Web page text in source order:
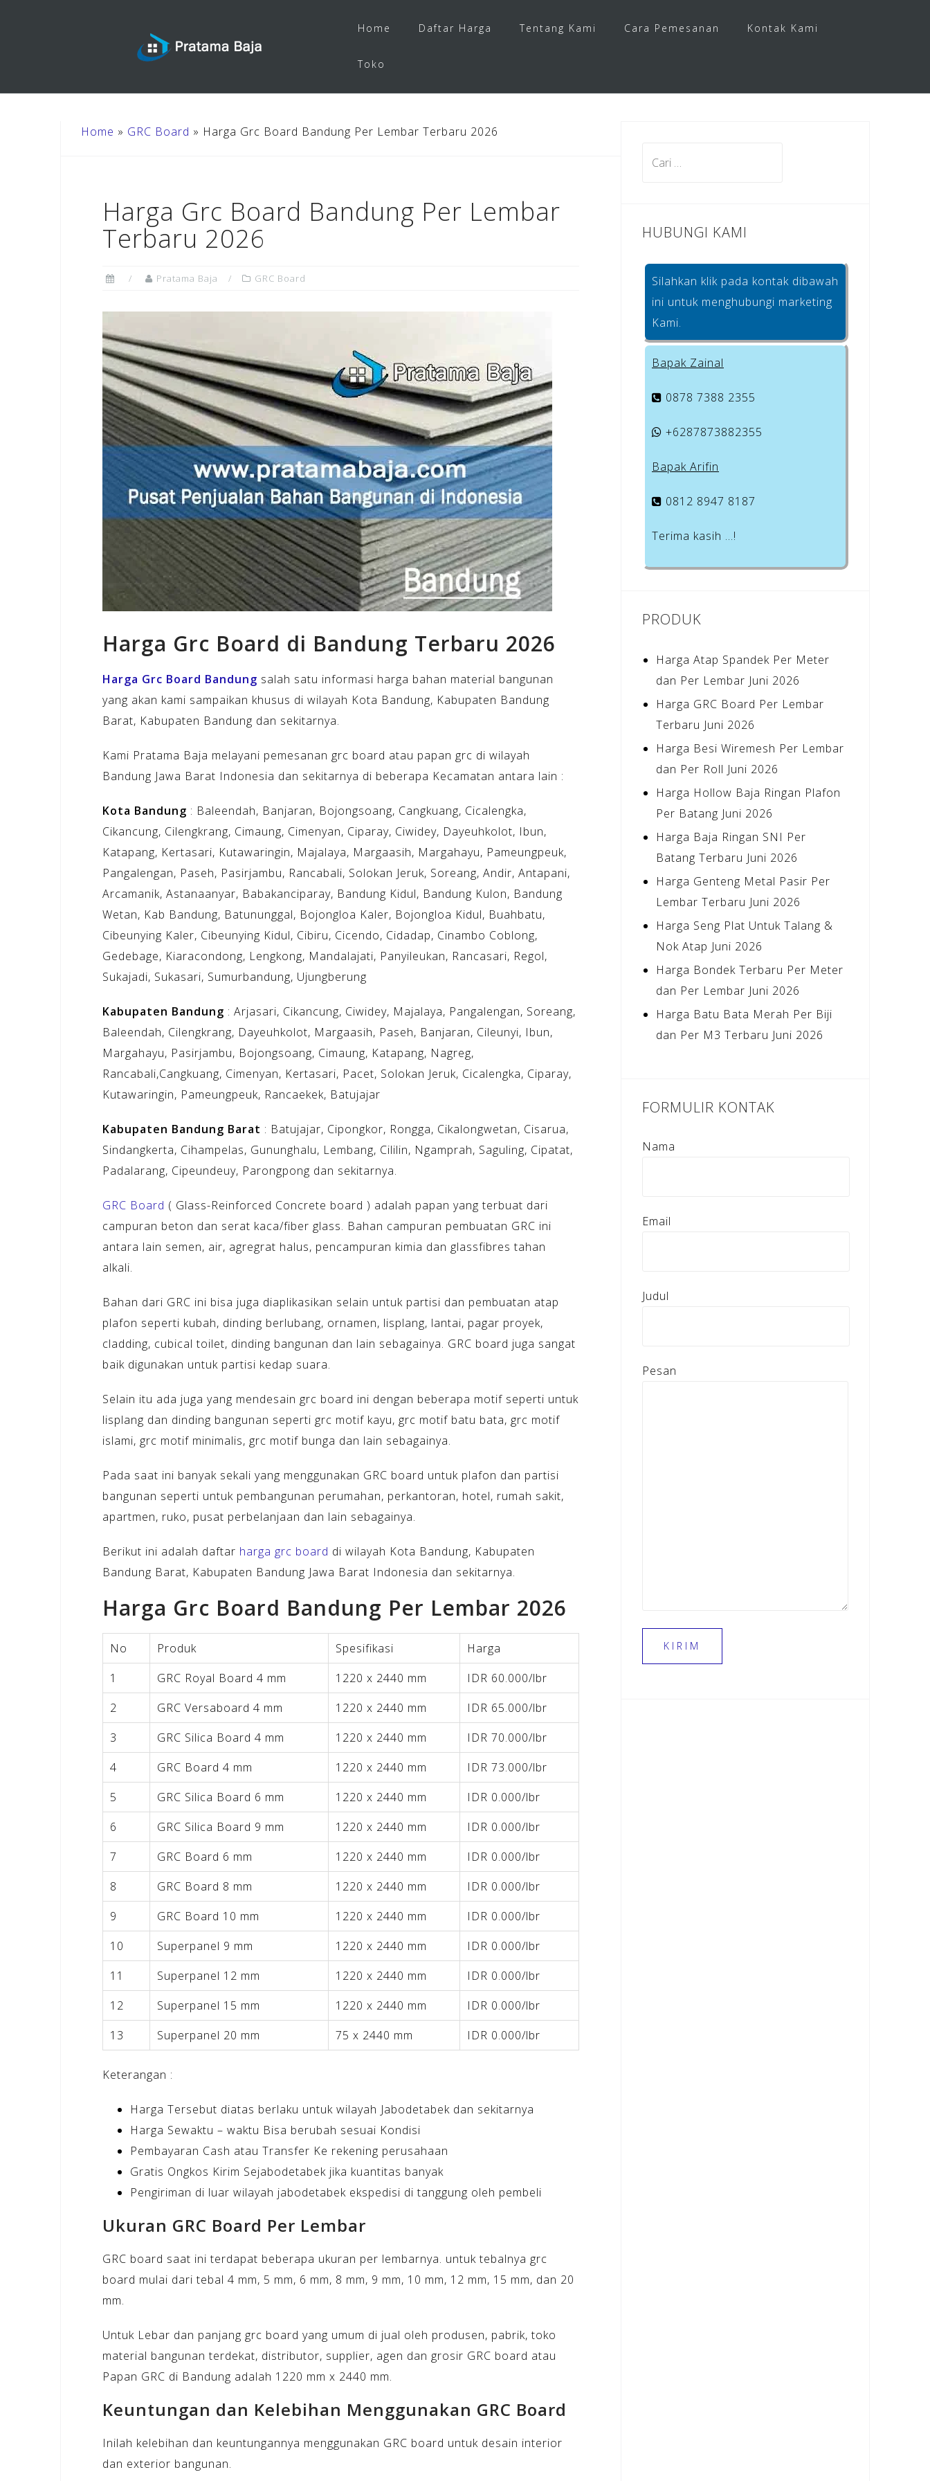
Home Daftar Harga Tentang Kami Cara Pemesanan Kontak Kami
Toko
Home » GRC Board » Harga Grc Board Bandung Per Lembar Terbaru 2026
Harga Grc Board Bandung Per Lembar
Terbaru 2026
Pratama Baja GRC Board
Harga Grc Board di Bandung Terbaru 2026
Harga Grc Board Bandung salah satu informasi harga bahan material bangunan
yang akan kami sampaikan khusus di wilayah Kota Bandung, Kabupaten Bandung
Barat, Kabupaten Bandung dan sekitarnya.
Kami Pratama Baja melayani pemesanan grc board atau papan grc di wilayah
Bandung Jawa Barat Indonesia dan sekitarnya di beberapa Kecamatan antara lain :
Kota Bandung : Baleendah, Banjaran, Bojongsoang, Cangkuang, Cicalengka,
Cikancung, Cilengkrang, Cimaung, Cimenyan, Ciparay, Ciwidey, Dayeuhkolot, Ibun,
Katapang, Kertasari, Kutawaringin, Majalaya, Margaasih, Margahayu, Pameungpeuk,
Pangalengan, Paseh, Pasirjambu, Rancabali, Solokan Jeruk, Soreang, Andir, Antapani,
Arcamanik, Astanaanyar, Babakanciparay, Bandung Kidul, Bandung Kulon, Bandung
Wetan, Kab Bandung, Batununggal, Bojongloa Kaler, Bojongloa Kidul, Buahbatu,
Cibeunying Kaler, Cibeunying Kidul, Cibiru, Cicendo, Cidadap, Cinambo Coblong,
Gedebage, Kiaracondong, Lengkong, Mandalajati, Panyileukan, Rancasari, Regol,
Sukajadi, Sukasari, Sumurbandung, Ujungberung
Kabupaten Bandung : Arjasari, Cikancung, Ciwidey, Majalaya, Pangalengan, Soreang,
Baleendah, Cilengkrang, Dayeuhkolot, Margaasih, Paseh, Banjaran, Cileunyi, Ibun,
Margahayu, Pasirjambu, Bojongsoang, Cimaung, Katapang, Nagreg,
Rancabali,Cangkuang, Cimenyan, Kertasari, Pacet, Solokan Jeruk, Cicalengka, Ciparay,
Kutawaringin, Pameungpeuk, Rancaekek, Batujajar
Kabupaten Bandung Barat : Batujajar, Cipongkor, Rongga, Cikalongwetan, Cisarua,
Sindangkerta, Cihampelas, Gununghalu, Lembang, Cililin, Ngamprah, Saguling, Cipatat,
Padalarang, Cipeundeuy, Parongpong dan sekitarnya.
GRC Board ( Glass-Reinforced Concrete board ) adalah papan yang terbuat dari
campuran beton dan serat kaca/fiber glass. Bahan campuran pembuatan GRC ini
antara lain semen, air, agregrat halus, pencampuran kimia dan glassfibres tahan
alkali.
Bahan dari GRC ini bisa juga diaplikasikan selain untuk partisi dan pembuatan atap
plafon seperti kubah, dinding berlubang, ornamen, lisplang, lantai, pagar proyek,
cladding, cubical toilet, dinding bangunan dan lain sebagainya. GRC board juga sangat
baik digunakan untuk partisi kedap suara.
Selain itu ada juga yang mendesain grc board ini dengan beberapa motif seperti untuk
lisplang dan dinding bangunan seperti grc motif kayu, grc motif batu bata, grc motif
islami, grc motif minimalis, grc motif bunga dan lain sebagainya.
Pada saat ini banyak sekali yang menggunakan GRC board untuk plafon dan partisi
bangunan seperti untuk pembangunan perumahan, perkantoran, hotel, rumah sakit,
apartmen, ruko, pusat perbelanjaan dan lain sebagainya.
Berikut ini adalah daftar harga grc board di wilayah Kota Bandung, Kabupaten
Bandung Barat, Kabupaten Bandung Jawa Barat Indonesia dan sekitarnya.
Harga Grc Board Bandung Per Lembar 2026
No Produk Spesifikasi
Harga
1
GRC Royal Board 4 mm 1220 x 2440 mm
IDR 60.000/lbr
2
GRC Versaboard 4 mm 1220 x 2440 mm
IDR 65.000/lbr
3
GRC Silica Board 4 mm 1220 x 2440 mm
IDR 70.000/lbr
4
GRC Board 4 mm 1220 x 2440 mm
IDR 73.000/lbr
5
GRC Silica Board 6 mm 1220 x 2440 mm
IDR 0.000/lbr
6
GRC Silica Board 9 mm 1220 x 2440 mm
IDR 0.000/lbr
7
GRC Board 6 mm 1220 x 2440 mm
IDR 0.000/lbr
8
GRC Board 8 mm 1220 x 2440 mm
IDR 0.000/lbr
9
GRC Board 10 mm 1220 x 2440 mm
IDR 0.000/lbr
10
Superpanel 9 mm 1220 x 2440 mm
IDR 0.000/lbr
11
Superpanel 12 mm 1220 x 2440 mm
IDR 0.000/lbr
12
Superpanel 15 mm 1220 x 2440 mm
IDR 0.000/lbr
13
Superpanel 20 mm 75 x 2440 mm IDR 0.000/lbr
Keterangan :
Harga Tersebut diatas berlaku untuk wilayah Jabodetabek dan sekitarnya
Harga Sewaktu – waktu Bisa berubah sesuai Kondisi
Pembayaran Cash atau Transfer Ke rekening perusahaan
Gratis Ongkos Kirim Sejabodetabek jika kuantitas banyak
Pengiriman di luar wilayah jabodetabek ekspedisi di tanggung oleh pembeli
Ukuran GRC Board Per Lembar
GRC board saat ini terdapat beberapa ukuran per lembarnya. untuk tebalnya grc
board mulai dari tebal 4 mm, 5 mm, 6 mm, 8 mm, 9 mm, 10 mm, 12 mm, 15 mm, dan 20
mm.
Untuk Lebar dan panjang grc board yang umum di jual oleh produsen, pabrik, toko
material bangunan terdekat, distributor, supplier, agen dan grosir GRC board atau
Papan GRC di Bandung adalah 1220 mm x 2440 mm.
Keuntungan dan Kelebihan Menggunakan GRC Board
Inilah kelebihan dan keuntungannya menggunakan GRC board untuk desain interior
dan exterior bangunan.
HUBUNGI KAMI
Silahkan klik pada kontak dibawah
ini untuk menghubungi marketing
Kami.
Bapak Zainal
0878 7388 2355
+6287873882355
Bapak Arifin
0812 8947 8187
Terima kasih …!
PRODUK
Harga Atap Spandek Per Meter
dan Per Lembar Juni 2026
Harga GRC Board Per Lembar
Terbaru Juni 2026
Harga Besi Wiremesh Per Lembar
dan Per Roll Juni 2026
Harga Hollow Baja Ringan Plafon
Per Batang Juni 2026
Harga Baja Ringan SNI Per
Batang Terbaru Juni 2026
Harga Genteng Metal Pasir Per
Lembar Terbaru Juni 2026
Harga Seng Plat Untuk Talang &
Nok Atap Juni 2026
Harga Bondek Terbaru Per Meter
dan Per Lembar Juni 2026
Harga Batu Bata Merah Per Biji
dan Per M3 Terbaru Juni 2026
FORMULIR KONTAK
Nama
Email
Judul
Pesan